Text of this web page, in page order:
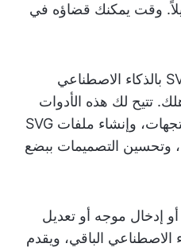
وقت يمكنك قضاؤه في
تقوم أدوات إنشاء ملفات SVG بالذكاء الاصطناعي
تتيح لك هذه الأدوات
تحويل الصور النقطية إلى متجهات، وإنشاء ملفات SVG
التصميمات ببضع
إدخال موجه أو تعديل
الاصطناعي الباقي، ويقدم